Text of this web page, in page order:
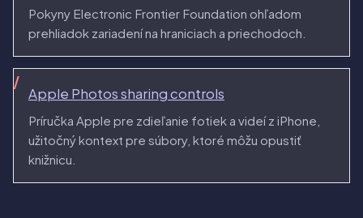
Pokyny Electronic Frontier Foundation ohľadom
prehliadok zariadení na hraniciach a priechodoch.
Apple Photos sharing controls
Príručka Apple pre zdieľanie fotiek a videí z iPhone,
užitočný kontext pre súbory, ktoré môžu opustiť
knižnicu.